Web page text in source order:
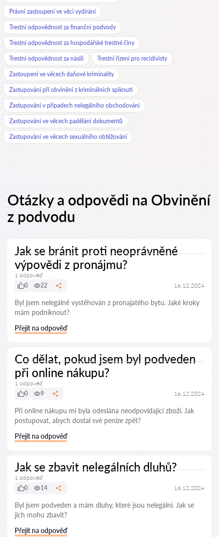
Právní zastoupení ve věci vydírání
Trestní odpovědnost za finanční podvody
Trestní odpovědnost za hospodářské trestné činy
Trestní odpovědnost za násilí Trestní řízení pro recidivisty
Zastoupení ve věcech daňové kriminality
Zastupování při obvinění z kriminálních spiknutí
Zastupování v případech nelegálního obchodování
Zastupování ve věcech padělání dokumentů
Zastupování ve věcech sexuálního obtěžování
Otázky a odpovědi na Obvinění
z podvodu
Jak se bránit proti neoprávněné
výpovědi z pronájmu?
1 odpověď
0
22 16.12.2024
Byl jsem nelegálně vystěhován z pronajatého bytu. Jaké kroky
mám podniknout?
Přejít na odpověď
Co dělat, pokud jsem byl podveden
při online nákupu?
1 odpověď
0
9 16.12.2024
Při online nákupu mi byla odeslána neodpovídající zboží. Jak
postupovat, abych dostal své peníze zpět?
Přejít na odpověď
Jak se zbavit nelegálních dluhů?
1 odpověď
0
14 16.12.2024
Byl jsem podveden a mám dluhy, které jsou nelegální. Jak se
jich mohu zbavit?
Přejít na odpověď